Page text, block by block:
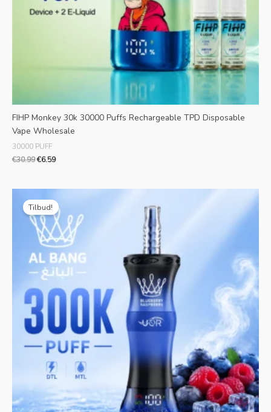
FIHP Monkey 30k 30000 Puffs Rechargeable TPD Disposable
Vape Wholesale
30000 PUFF
€30.99€6.59
Tilbud!
pris
var:
€36.99.
pris
er:
€6.69.